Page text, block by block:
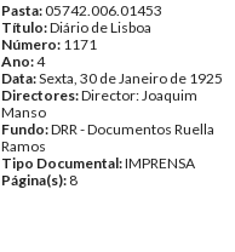
Pasta:05742.006.01453
Título:Diário de Lisboa
Número: 1171
Ano:4
Data:Sexta, 30 de Janeiro de 1925
Directores:Director: Joaquim
Manso
Fundo:DRR - Documentos Ruella
Ramos
Tipo Documental:IMPRENSA
Página(s): 8